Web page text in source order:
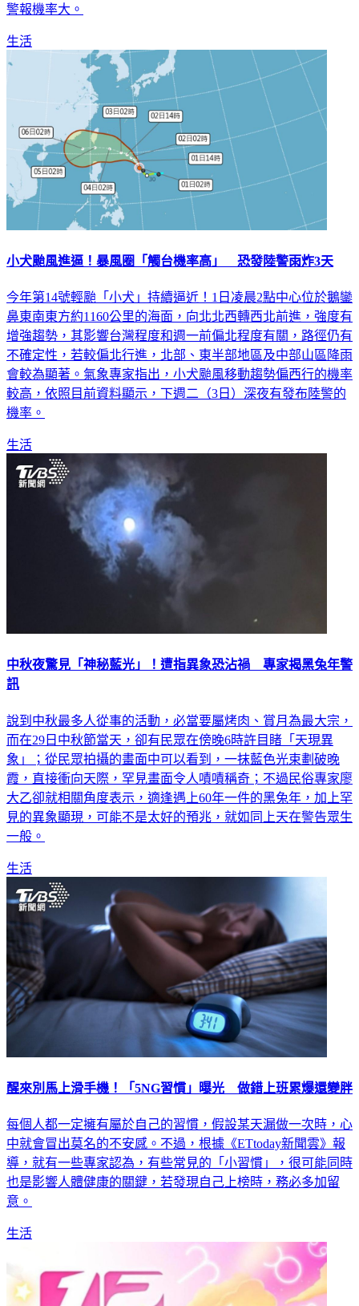
警報機率大。
生活
小犬颱風進逼！暴風圈「觸台機率高」 恐發陸警雨炸3天
今年第14號輕颱「小犬」持續逼近！1日凌晨2點中心位於鵝鑾
鼻東南東方約1160公里的海面，向北北西轉西北前進，強度有
增強趨勢，其影響台灣程度和週一前偏北程度有關，路徑仍有
不確定性，若較偏北行進，北部、東半部地區及中部山區降雨
會較為顯著。氣象專家指出，小犬颱風移動趨勢偏西行的機率
較高，依照目前資料顯示，下週二（3日）深夜有發布陸警的
機率。
生活
中秋夜驚見「神秘藍光」！遭指異象恐沾禍 專家揭黑兔年警
訊
說到中秋最多人從事的活動，必當要屬烤肉、賞月為最大宗，
而在29日中秋節當天，卻有民眾在傍晚6時許目睹「天現異
象」；從民眾拍攝的畫面中可以看到，一抹藍色光束劃破晚
霞，直接衝向天際，罕見畫面令人嘖嘖稱奇；不過民俗專家廖
大乙卻就相關角度表示，適逢遇上60年一件的黑兔年，加上罕
見的異象顯現，可能不是太好的預兆，就如同上天在警告眾生
一般。
生活
醒來別馬上滑手機！「5NG習慣」曝光 做錯上班累爆還變胖
每個人都一定擁有屬於自己的習慣，假設某天漏做一次時，心
中就會冒出莫名的不安感。不過，根據《ETtoday新聞雲》報
導，就有一些專家認為，有些常見的「小習慣」，很可能同時
也是影響人體健康的關鍵，若發現自己上榜時，務必多加留
意。
生活